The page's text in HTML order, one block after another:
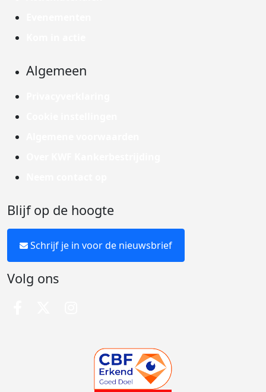
Algemeen
Blijf op de hoogte
Schrijf je in voor de nieuwsbrief
Volg ons